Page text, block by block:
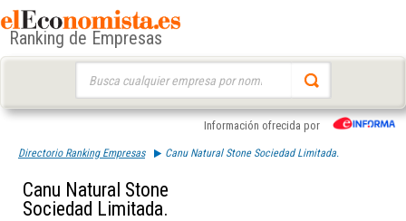
Ranking de Empresas
Información ofrecida por
Directorio Ranking Empresas Canu Natural Stone Sociedad Limitada.
Canu Natural Stone
Sociedad Limitada.